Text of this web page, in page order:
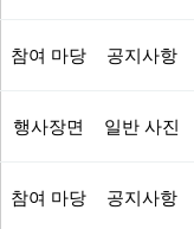
참여 마당 공지사항
행사장면 일반 사진
참여 마당 공지사항